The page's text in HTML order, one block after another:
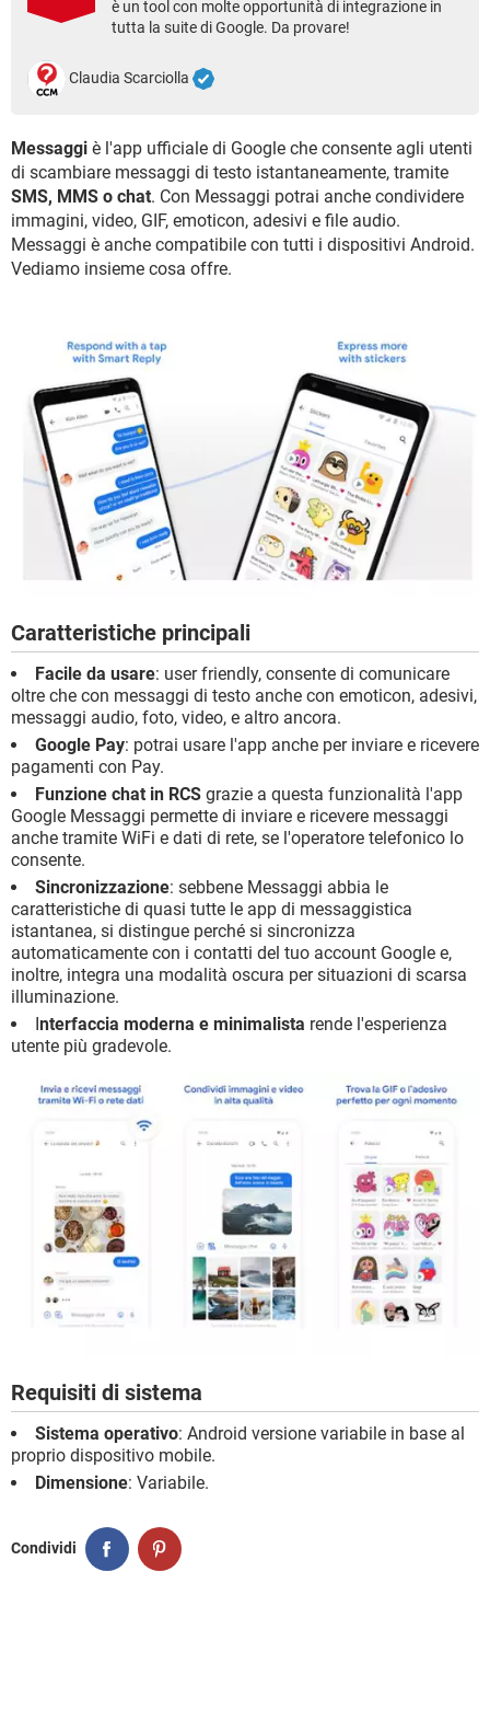
FACEBOOK
è un tool con molte opportunità di integrazione in
tutta la suite di Google. Da provare!
Claudia Scarciolla
Messaggi è l'app ufficiale di Google che consente agli utenti
di scambiare messaggi di testo istantaneamente, tramite
SMS, MMS o chat. Con Messaggi potrai anche condividere
immagini, video, GIF, emoticon, adesivi e file audio.
Messaggi è anche compatibile con tutti i dispositivi Android.
Vediamo insieme cosa offre.
Caratteristiche principali
Facile da usare: user friendly, consente di comunicare
oltre che con messaggi di testo anche con emoticon, adesivi,
messaggi audio, foto, video, e altro ancora.
Google Pay: potrai usare l'app anche per inviare e ricevere
pagamenti con Pay.
Funzione chat in RCS grazie a questa funzionalità l'app
Google Messaggi permette di inviare e ricevere messaggi
anche tramite WiFi e dati di rete, se l'operatore telefonico lo
consente.
Sincronizzazione: sebbene Messaggi abbia le
caratteristiche di quasi tutte le app di messaggistica
istantanea, si distingue perché si sincronizza
automaticamente con i contatti del tuo account Google e,
inoltre, integra una modalità oscura per situazioni di scarsa
illuminazione.
Interfaccia moderna e minimalista rende l'esperienza
utente più gradevole.
Requisiti di sistema
Sistema operativo: Android versione variabile in base al
proprio dispositivo mobile.
Dimensione: Variabile.
Condividi